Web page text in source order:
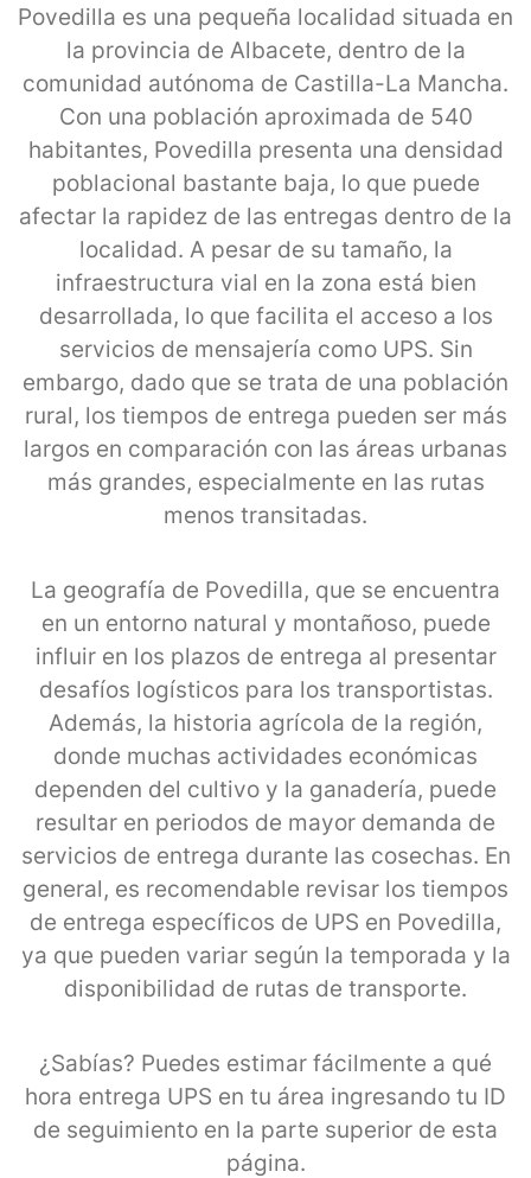
Povedilla es una pequeña localidad situada en
la provincia de Albacete, dentro de la
comunidad autónoma de Castilla-La Mancha.
Con una población aproximada de 540
habitantes, Povedilla presenta una densidad
poblacional bastante baja, lo que puede
afectar la rapidez de las entregas dentro de la
localidad. A pesar de su tamaño, la
infraestructura vial en la zona está bien
desarrollada, lo que facilita el acceso a los
servicios de mensajería como UPS. Sin
embargo, dado que se trata de una población
rural, los tiempos de entrega pueden ser más
largos en comparación con las áreas urbanas
más grandes, especialmente en las rutas
menos transitadas.
La geografía de Povedilla, que se encuentra
en un entorno natural y montañoso, puede
influir en los plazos de entrega al presentar
desafíos logísticos para los transportistas.
Además, la historia agrícola de la región,
donde muchas actividades económicas
dependen del cultivo y la ganadería, puede
resultar en periodos de mayor demanda de
servicios de entrega durante las cosechas. En
general, es recomendable revisar los tiempos
de entrega específicos de UPS en Povedilla,
ya que pueden variar según la temporada y la
disponibilidad de rutas de transporte.
¿Sabías? Puedes estimar fácilmente a qué
hora entrega UPS en tu área ingresando tu ID
de seguimiento en la parte superior de esta
página.